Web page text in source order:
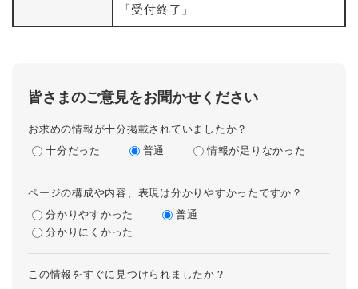
「受付終了」
皆さまのご意見をお聞かせください
お求めの情報が十分掲載されていましたか？
十分だった
普通 情報が足りなかった
ページの構成や内容、表現は分かりやすかったですか？
分かりやすかった
普通
分かりにくかった
この情報をすぐに見つけられましたか？